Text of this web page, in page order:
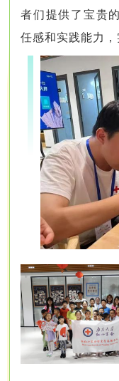
者们提供了宝贵
任感和实践能力，